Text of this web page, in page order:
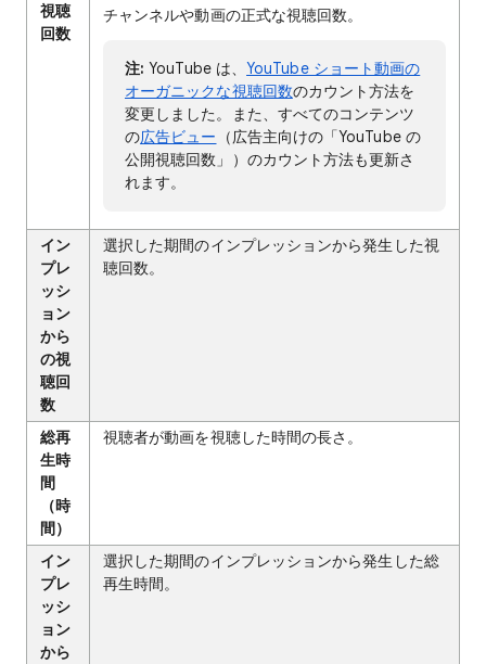
視聴
回数
チャンネルや動画の正式な視聴回数。
注: YouTube は、YouTube ショート動画の
オーガニックな視聴回数のカウント方法を
変更しました。また、すべてのコンテンツ
の広告ビュー （広告主向けの「YouTube の
公開視聴回数」）のカウント方法も更新さ
れます。
イン
プレ
ッシ
ョン
から
の視
聴回
数
選択した期間のインプレッションから発生した視
聴回数。
総再
生時
間
（時
間）
視聴者が動画を視聴した時間の長さ。
イン
プレ
ッシ
ョン
から
選択した期間のインプレッションから発生した総
再生時間。